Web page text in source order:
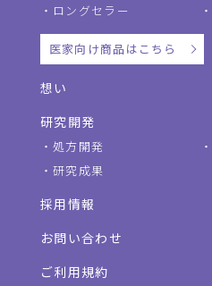
ロングセラー
医家向け商品はこちら
想い
研究開発
処方開発
研究成果
採用情報
お問い合わせ
ご利用規約